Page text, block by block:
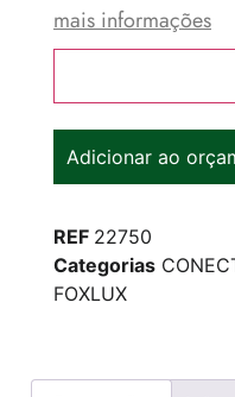
mais informações
Adicionar ao
REF 22750
Categorias
FOXLUX